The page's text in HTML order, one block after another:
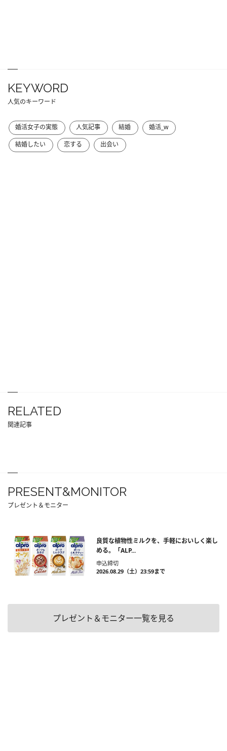
KEYWORD
人気のキーワード
婚活女子の実態 人気記事 結婚
婚活_w
結婚したい
恋する 出会い
RELATED
関連記事
PRESENT&MONITOR
プレゼント＆モニター
良質な植物性ミルクを、手軽においしく楽し
める。「ALP...
申込締切
2026.08.29（土）23:59まで
プレゼント＆モニター一覧を見る